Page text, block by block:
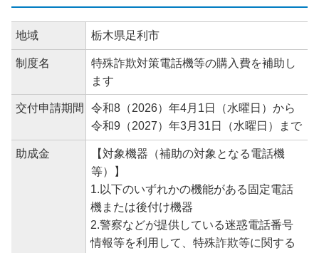
地域 栃木県足利市
制度名
特殊詐欺対策電話機等の購入費を補助し
ます
交付申請期間
令和8（2026）年4月1日（水曜日）から
令和9（2027）年3月31日（水曜日）まで
助成金
【対象機器（補助の対象となる電話機
等）】
1.以下のいずれかの機能がある固定電話
機または後付け機器
2.警察などが提供している迷惑電話番号
情報等を利用して、特殊詐欺等に関する